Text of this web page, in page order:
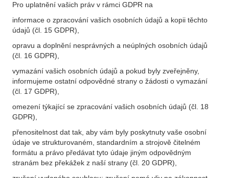
Pro uplatnění vašich práv v rámci GDPR na
informace o zpracování vašich osobních údajů a kopii těchto
údajů (čl. 15 GDPR),
opravu a doplnění nesprávných a neúplných osobních údajů
(čl. 16 GDPR),
vymazání vašich osobních údajů a pokud byly zveřejněny,
informujeme ostatní odpovědné strany o žádosti o vymazání
(čl. 17 GDPR),
omezení týkající se zpracování vašich osobních údajů (čl. 18
GDPR),
přenositelnost dat tak, aby vám byly poskytnuty vaše osobní
údaje ve strukturovaném, standardním a strojově čitelném
formátu a právo předávat tyto údaje jiným odpovědným
stranám bez překážek z naší strany (čl. 20 GDPR),